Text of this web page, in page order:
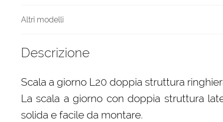
Altri modelli
Descrizione
Scala a giorno L20 doppia struttura
La scala a giorno con doppia struttura
solida e facile da montare.